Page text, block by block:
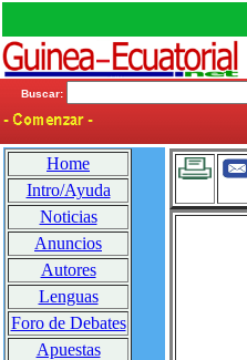
Buscar:
Home
Intro/Ayuda
Noticias
Anuncios
Autores
Lenguas
Foro de Debates
Apuestas